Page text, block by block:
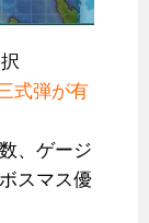
式弾が有
、ゲージ
スマス優